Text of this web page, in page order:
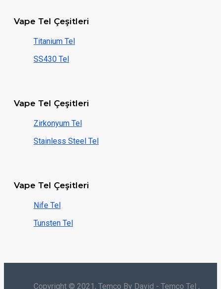
Vape Tel Çeşitleri
Titanium Tel
SS430 Tel
Vape Tel Çeşitleri
Zirkonyum Tel
Stainless Steel Tel
Vape Tel Çeşitleri
Nife Tel
Tunsten Tel
Copyright © 2021, Temco By David - Temco Tel ,